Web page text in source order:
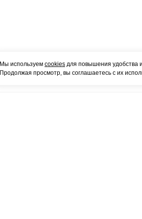
Мы используем cookies для повышения удобства
Продолжая просмотр, вы соглашаетесь с их